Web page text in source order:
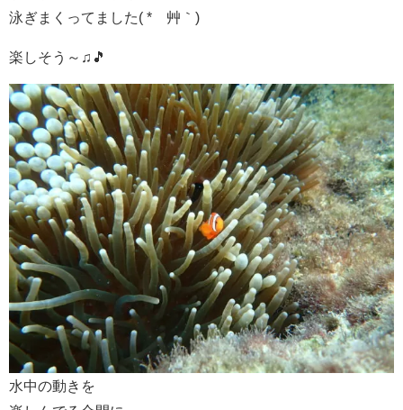
泳ぎまくってました( *´艸｀)
楽しそう～♫🎵
水中の動きを